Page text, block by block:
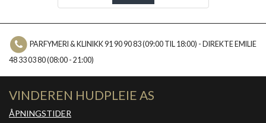
PARFYMERI & KLINIKK 91 90 90 83 (09:00 TIL 18:00) - DIREKTE EMILIE
48 33 03 80 (08:00 - 21:00)
VINDEREN HUDPLEIE AS
ÅPNINGSTIDER